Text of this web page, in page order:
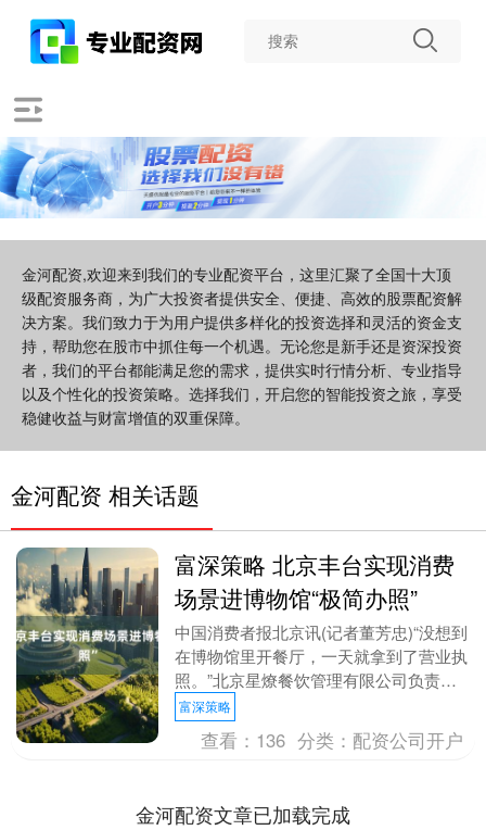
金河配资,欢迎来到我们的专业配资平台，这里汇聚了全国十大顶
级配资服务商，为广大投资者提供安全、便捷、高效的股票配资解
决方案。我们致力于为用户提供多样化的投资选择和灵活的资金支
持，帮助您在股市中抓住每一个机遇。无论您是新手还是资深投资
者，我们的平台都能满足您的需求，提供实时行情分析、专业指导
以及个性化的投资策略。选择我们，开启您的智能投资之旅，享受
稳健收益与财富增值的双重保障。
金河配资 相关话题
富深策略 北京丰台实现消费
场景进博物馆“极简办照”
中国消费者报北京讯(记者董芳忠)“没想到
在博物馆里开餐厅，一天就拿到了营业执
照。”北京星燎餐饮管理有限公司负责人
兴奋地表示。记者从北京市丰台区市场监
管局了解到，....
富深策略
查看： 136 分类： 配资公司开户
金河配资文章已加载完成